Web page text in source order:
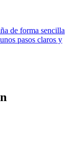
de forma sencilla
pasos claros y